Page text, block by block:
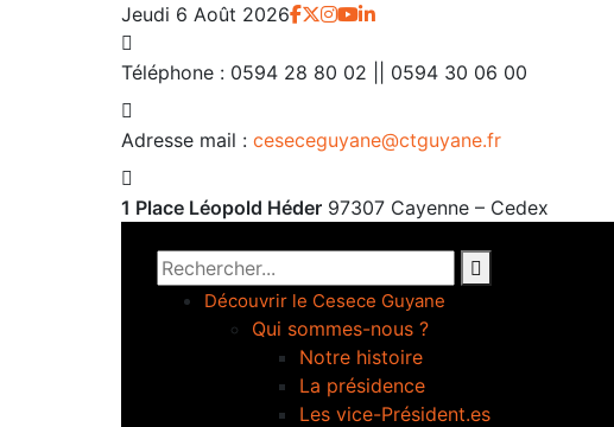
Jeudi 6 Août 2026
Téléphone : 0594 28 80 02 || 0594 30 06 00
Adresse mail : ceseceguyane@ctguyane.fr
1 Place Léopold Héder 97307 Cayenne – Cedex
Découvrir le Cesece Guyane
Qui sommes-nous ?
Notre histoire
La présidence
Les vice-Président.es